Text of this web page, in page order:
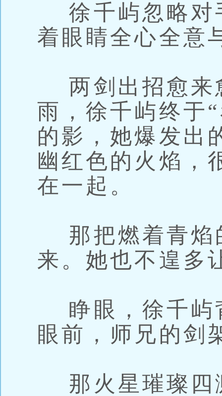
徐千屿忽略对
着眼睛全心全意
两剑出招愈来
雨，徐千屿终于
的影，她爆发出
幽红色的火焰，
在一起。
那把燃着青焰
来。她也不遑多
睁眼，徐千屿
眼前，师兄的剑
那火星璀璨四